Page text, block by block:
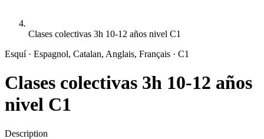
Clases colectivas 3h 10-12 años nivel C1
Esquí · Espagnol, Catalan, Anglais, Français · C1
Clases colectivas 3h 10-12 años
nivel C1
Description